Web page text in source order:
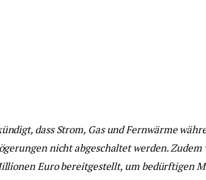
dass Strom, Gas und Fernwärme
nicht abgeschaltet werden.
Euro bereitgestellt, um bedürftigen